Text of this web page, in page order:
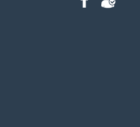
FACEBOOK